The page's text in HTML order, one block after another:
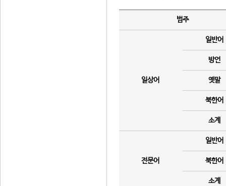
범주
일상어
일반어
방언
옛말
북한어
소계
전문어
일반어
북한어
소계